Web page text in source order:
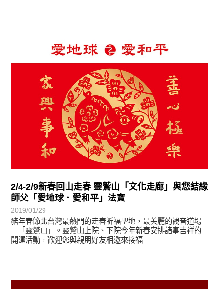
2/4-2/9新春回山走春 靈鷲山「文化走廊」與您結緣
師父「愛地球．愛和平」法寶
2019/01/29
豬年春節北台灣最熱門的走春祈福聖地，最美麗的觀音道場
—「靈鷲山」。靈鷲山上院、下院今年新春安排諸事吉祥的
開運活動，歡迎您與親朋好友相邀來接福